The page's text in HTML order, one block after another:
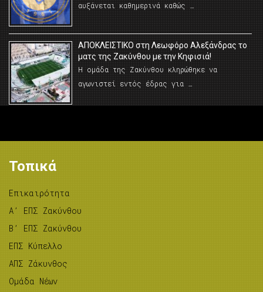
αυξάνεται καθημερινά καθώς …
AΠΟΚΛΕΙΣΤΙΚΟ στη Λεωφόρο Αλεξάνδρας το
ματς της Ζακύνθου με την Κηφισιά!
Η ομάδα της Ζακύνθου κληρώθηκε να
αγωνιστεί εντός έδρας για …
Τοπικά
Επικαιρότητα
A’ ΕΠΣ Ζακύνθου
B’ ΕΠΣ Ζακύνθου
ΕΠΣ Κύπελλο
ΑΠΣ Ζάκυνθος
Ομάδα Νέων